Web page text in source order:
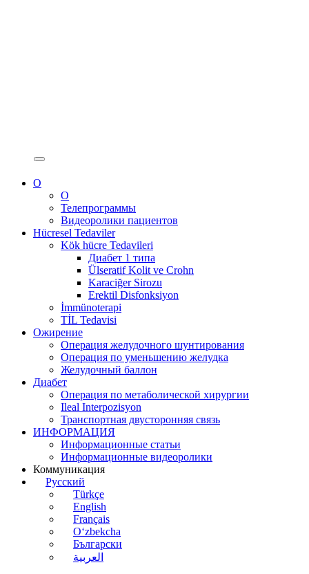
О
О
Телепрограммы
Видеоролики пациентов
Hücresel Tedaviler
Kök hücre Tedavileri
Диабет 1 типа
Ülseratif Kolit ve Crohn
Karaciğer Sirozu
Erektil Disfonksiyon
İmmünoterapi
TİL Tedavisi
Ожирение
Операция желудочного шунтирования
Операция по уменьшению желудка
Желудочный баллон
Диабет
Операция по метаболической хирургии
Ileal Interpozisyon
Транспортная двусторонняя связь
ИНФОРМАЦИЯ
Информационные статьи
Информационные видеоролики
Коммуникация
Русский
Türkçe
English
Français
O‘zbekcha
Български
العربية